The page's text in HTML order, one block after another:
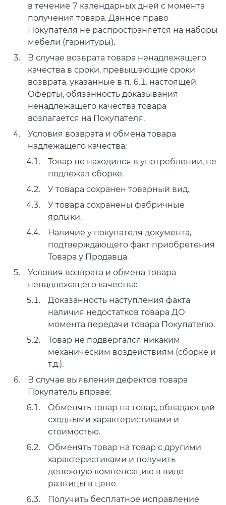
в течение 7 календарных дней с момента
получения товара. Данное право
Покупателя не распространяется на наборы
мебели (гарнитуры).
В случае возврата товара ненадлежащего
качества в сроки, превышающие сроки
возврата, указанные в п. 6.1. настоящей
Оферты, обязанность доказывания
ненадлежащего качества товара
возлагается на Покупателя.
Условия возврата и обмена товара
надлежащего качества:
Товар не находился в употреблении, не
подлежал сборке.
У товара сохранен товарный вид.
У товара сохранены фабричные
ярлыки.
Наличие у покупателя документа,
подтверждающего факт приобретения
Товара у Продавца.
Условия возврата и обмена товара
ненадлежащего качества:
Доказанность наступления факта
наличия недостатков товара ДО
момента передачи товара Покупателю.
Товар не подвергался никаким
механическим воздействиям (сборке и
т.д.).
В случае выявления дефектов товара
Покупатель вправе:
Обменять товар на товар, обладающий
сходными характеристиками и
стоимостью.
Обменять товар на товар с другими
характеристиками и получить
денежную компенсацию в виде
разницы в цене.
Получить бесплатное исправление